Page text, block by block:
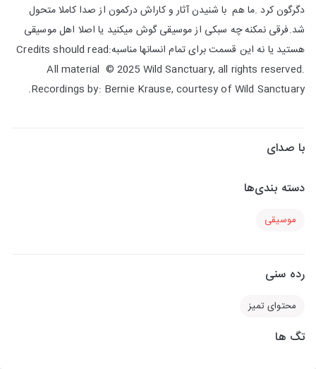
دگرگون کرد .ما هم با شنیدن آثار و کاراش درکمون از صدا کاملا متحول
شد.فرقی نمکنه چه سبکی از موسیقی گوش میکنید یا اصلا اهل موسیقی
هستید یا نه این قسمت برای تمام انسانها مناسبهCredits should read:
All material © 2025 Wild Sanctuary, all rights reserved.
Recordings by: Bernie Krause, courtesy of Wild Sanctuary.
با صدای
دسته بندی‌ها
موسیقی
رده سنی
محتوای تمیز
تگ ها